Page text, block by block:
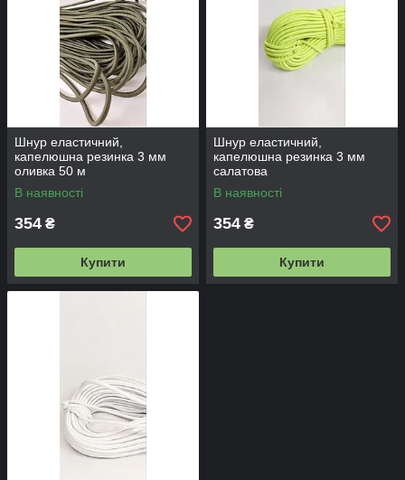
У нашому інтернет-магазині можна замовити капелюшну
гумку за індивідуальним макетом, попередньо поєднавши
діаметр і зовнішній вигляд продукту
Шнур еластичний,
капелюшна резинка 3 мм
оливка 50 м
В наявності
354 ₴
Купити
Шнур еластичний,
капелюшна резинка 3 мм
салатова
В наявності
354 ₴
Купити